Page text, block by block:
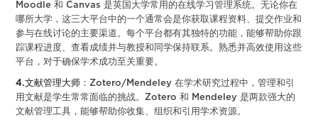
Moodle 和 Canvas 是英国大学常用的在线学习管理系统。无论你在
哪所大学，这三大平台中的一个通常会是你获取课程资料、提交作业和
参与在线讨论的主要渠道。每个平台都有其独特的功能，能够帮助你跟
踪课程进度、查看成绩并与教授和同学保持联系。熟悉并高效使用这些
平台，对于确保学术成功至关重要。
4.文献管理大师 ：Zotero/Mendeley 在学术研究过程中，管理和引
用文献是学生常常面临的挑战。Zotero 和 Mendeley 是两款强大的
文献管理工具，能够帮助你收集、组织和引用学术资源。